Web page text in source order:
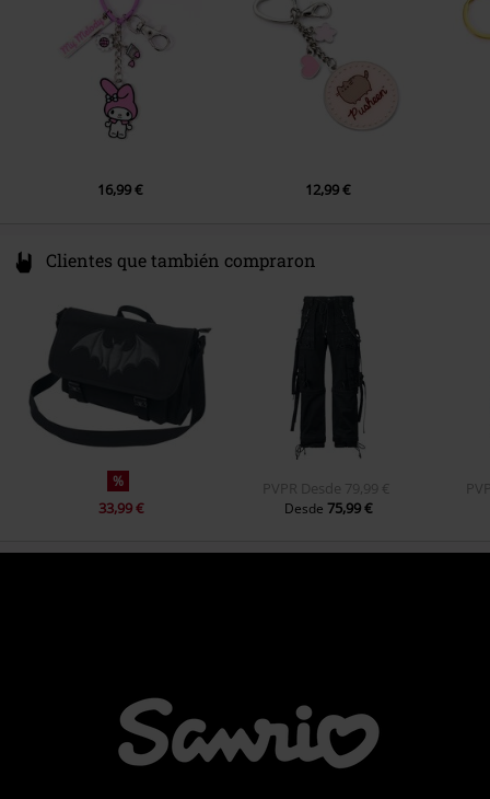
info@thecaratshop.co.uk
16,99 € 12,99 €
Clientes que también compraron
%
33,99 €
PVPR Desde 79,99 €
Desde75,99 €